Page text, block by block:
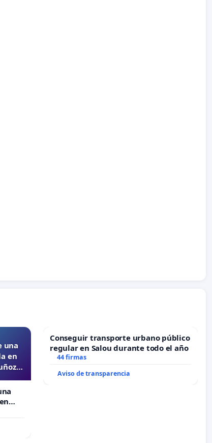
una
en
Conseguir transporte urbano público
regular en Salou durante todo el año
44 firmas
Aviso de transparencia